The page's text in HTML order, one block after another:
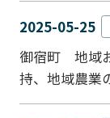
2025-05-25
御宿町 地域
持、地域農業